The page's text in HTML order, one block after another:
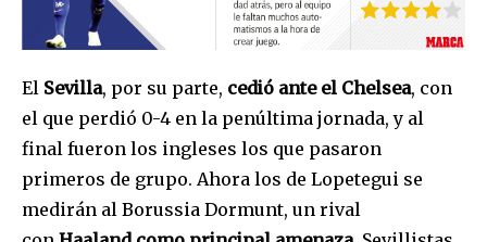
El Sevilla, por su parte, cedió ante el Chelsea, con
el que perdió 0-4 en la penúltima jornada, y al
final fueron los ingleses los que pasaron
primeros de grupo. Ahora los de Lopetegui se
medirán al Borussia Dormunt, un rival